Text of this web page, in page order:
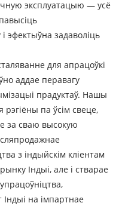
эксплуатацыю — усё
эфектыўна задаволіць
для апрацоўкі
аддае перавагу
прадуктаў. Нашы
па ўсім свеце,
за сваю высокую
з індыйскім кліентам
Індыі, але і стварае
на імпартнае